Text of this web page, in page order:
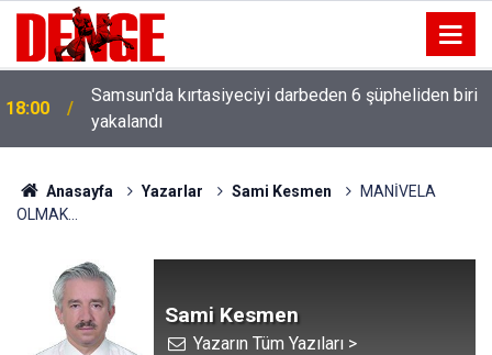
18:00
Samsun'da kırtasiyeciyi darbeden 6 şüpheliden biri
yakalandı
Anasayfa Yazarlar Sami Kesmen
MANİVELA
OLMAK...
Sami Kesmen
Yazarın Tüm Yazıları >